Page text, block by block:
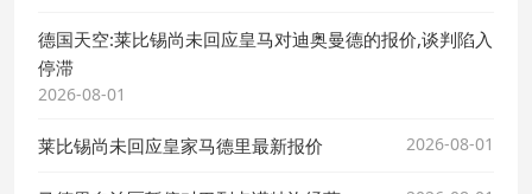
德国天空:莱比锡尚未回应皇马对迪奥曼德的报价,谈判陷入
停滞
2026-08-01
莱比锡尚未回应皇家马德里最新报价 2026-08-01